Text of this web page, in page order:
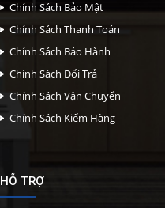
Chính Sách Bảo Mật
Chính Sách Thanh Toán
Chính Sách Bảo Hành
Chính Sách Đổi Trả
Chính Sách Vận Chuyển
Chính Sách Kiểm Hàng
HỖ TRỢ